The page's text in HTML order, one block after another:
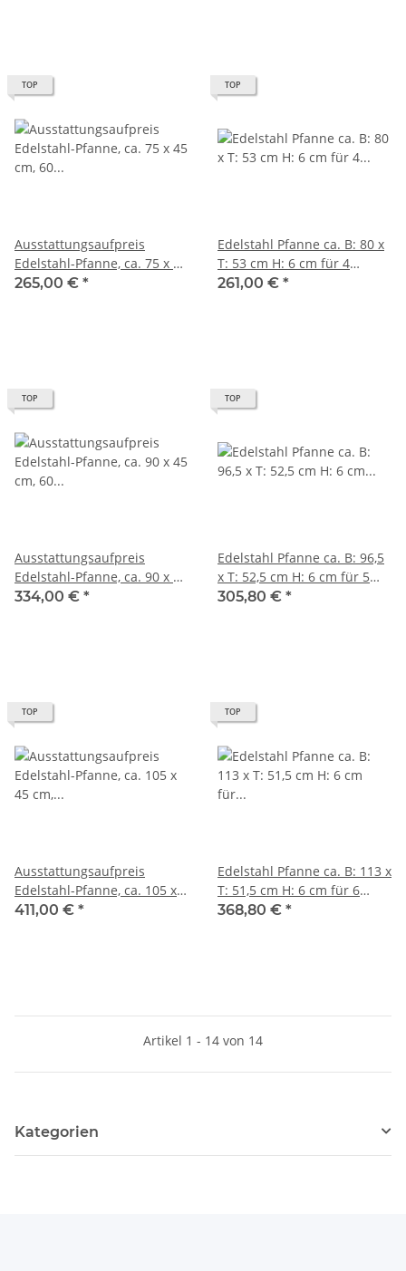
TOP
Ausstattungsaufpreis
Edelstahl-Pfanne, ca. 75 x 45
cm, 60 mm tief (für 4-
265,00 € *
TOP
Edelstahl Pfanne ca. B: 80 x
T: 53 cm H: 6 cm für 4
flammigen Gasgrill
261,00 € *
TOP
Ausstattungsaufpreis
Edelstahl-Pfanne, ca. 90 x 45
cm, 60 mm tief (für 5-
334,00 € *
TOP
Edelstahl Pfanne ca. B: 96,5
x T: 52,5 cm H: 6 cm für 5
flammigen Gasgrill
305,80 € *
TOP
Ausstattungsaufpreis
Edelstahl-Pfanne, ca. 105 x
45 cm, 60 mm tief (für 6-
411,00 € *
TOP
Edelstahl Pfanne ca. B: 113 x
T: 51,5 cm H: 6 cm für 6
flammigen Gasgrill
368,80 € *
Artikel 1 - 14 von 14
Kategorien